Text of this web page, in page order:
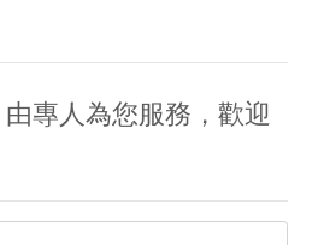
由專人為您服務，歡迎